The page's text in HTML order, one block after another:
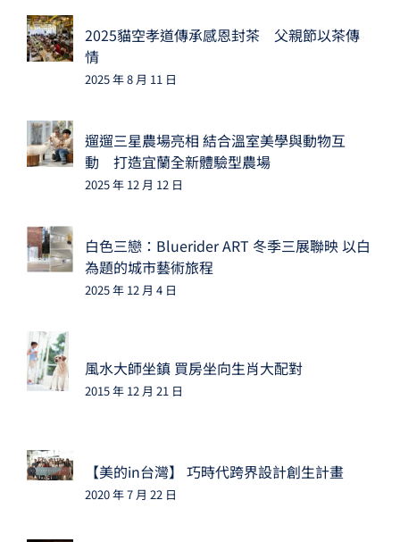
2025貓空孝道傳承感恩封茶 父親節以茶傳
情
2025 年 8 月 11 日
遛遛三星農場亮相 結合溫室美學與動物互
動 打造宜蘭全新體驗型農場
2025 年 12 月 12 日
白色三戀：Bluerider ART 冬季三展聯映 以白
為題的城市藝術旅程
2025 年 12 月 4 日
風水大師坐鎮 買房坐向生肖大配對
2015 年 12 月 21 日
【美的in台灣】 巧時代跨界設計創生計畫
2020 年 7 月 22 日